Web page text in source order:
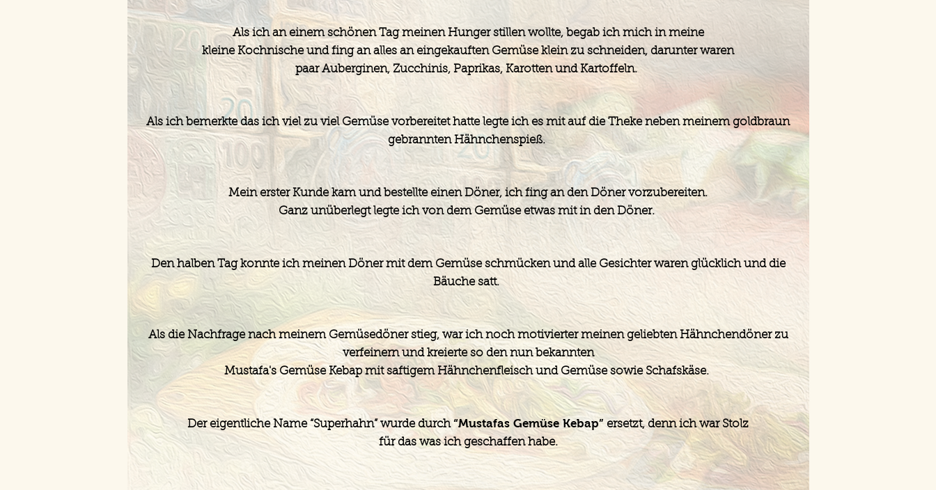
Als ich an einem schönen Tag meinen Hunger stillen wollte, begab ich mich in meine
kleine Kochnische und fing an alles an eingekauften Gemüse klein zu schneiden, darunter waren
paar Auberginen, Zucchinis, Paprikas, Karotten und Kartoffeln.
Als ich bemerkte das ich viel zu viel Gemüse vorbereitet hatte legte ich es mit auf die Theke neben meinem goldbraun
gebrannten Hähnchenspieß.
Mein erster Kunde kam und bestellte einen Döner, ich fing an den Döner vorzubereiten.
Ganz unüberlegt legte ich von dem Gemüse etwas mit in den Döner.
Den halben Tag konnte ich meinen Döner mit dem Gemüse schmücken und alle Gesichter waren glücklich und die
Bäuche satt.
Als die Nachfrage nach meinem Gemüsedöner stieg, war ich noch motivierter meinen geliebten Hähnchendöner zu
verfeinern und kreierte so den nun bekannten
Mustafa's Gemüse Kebap mit saftigem Hähnchenfleisch und Gemüse sowie Schafskäse.
Der eigentliche Name “Superhahn” wurde durch“Mustafas Gemüse Kebap” ersetzt, denn ich war Stolz
für das was ich geschaffen habe.